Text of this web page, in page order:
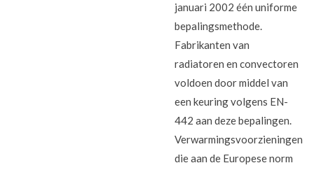
januari 2002 één uniforme
bepalingsmethode.
Fabrikanten van
radiatoren en convectoren
voldoen door middel van
een keuring volgens EN-
442 aan deze bepalingen.
Verwarmingsvoorzieningen
die aan de Europese norm